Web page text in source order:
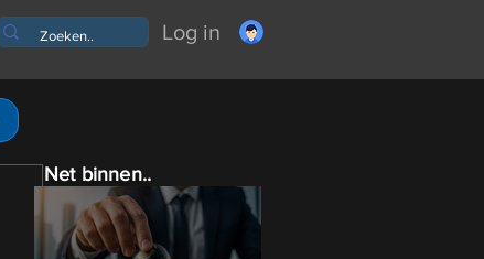
Log in
Net binnen..